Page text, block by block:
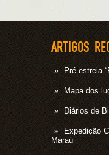
ARTIGOS
Pré-estreia
Mapa dos
Diários de
Expedição
Maraú